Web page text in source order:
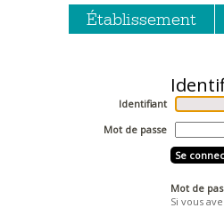
Établissement
Identifiant
Mot de passe
Mot de
Si vous